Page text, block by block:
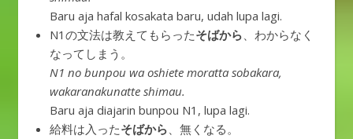
Baru aja hafal kosakata baru, udah lupa lagi.
N1の文法は教えてもらったそばから、わからなく
なってしまう。
N1 no bunpou wa oshiete moratta sobakara,
wakaranakunatte shimau.
Baru aja diajarin bunpou N1, lupa lagi.
給料は入ったそばから、無くなる。